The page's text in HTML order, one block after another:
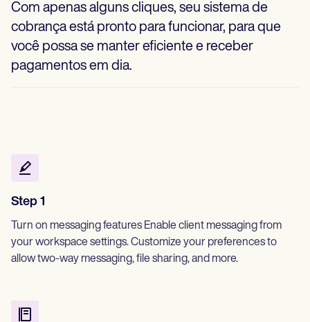
Com apenas alguns cliques, seu sistema de
cobrança está pronto para funcionar, para que
você possa se manter eficiente e receber
pagamentos em dia.
Step 1
Turn on messaging features Enable client messaging from
your workspace settings. Customize your preferences to
allow two-way messaging, file sharing, and more.